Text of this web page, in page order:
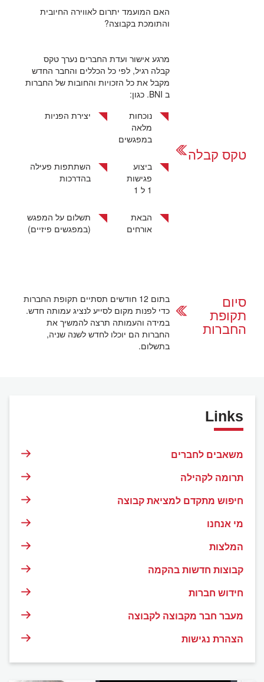
האם המועמד יתרום לאווירה החיובית
והתומכת בקבוצה?
טקס קבלה
מרגע אישור ועדת החברים נערך טקס
קבלה רגיל, לפי כל הכללים והחבר החדש
מקבל את כל הזכויות והחובות של החברות
ב BNI. כגון:
נוכחות
מלאה
במפגשים
יצירת הפניות
ביצוע
פגישות
1 ל 1
השתתפות פעילה
בהדרכות
הבאת
אורחים
תשלום על המפגש
(במפגשים פיזיים)
סיום
תקופת
החברות
בתום 12 חודשים תסתיים תקופת החברות
כדי לפנות מקום לסייע לנציג עמותה חדש.
במידה והעמותה תרצה להמשיך את
החברות הם יוכלו לחדש לשנה שניה,
בתשלום.
Links
משאבים לחברים
תרומה לקהילה
חיפוש מתקדם למציאת קבוצה
מי אנחנו
המלצות
קבוצות חדשות בהקמה
חידוש חברות
מעבר חבר מקבוצה לקבוצה
הצהרת נגישות